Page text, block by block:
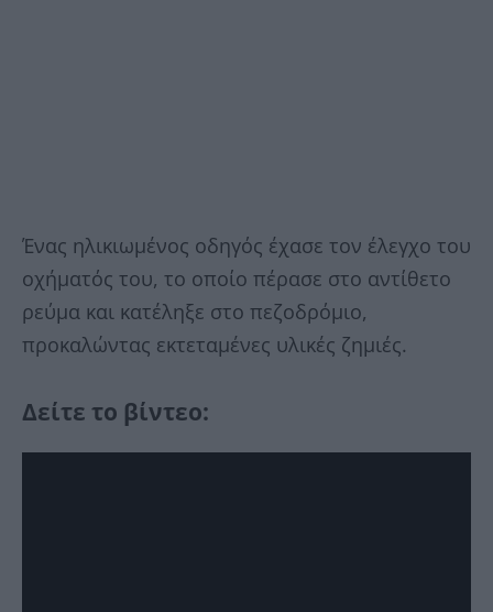
Ένας ηλικιωμένος οδηγός έχασε τον έλεγχο του
οχήματός του, το οποίο πέρασε στο αντίθετο
ρεύμα και κατέληξε στο πεζοδρόμιο,
προκαλώντας εκτεταμένες υλικές ζημιές.
Δείτε το βίντεο: